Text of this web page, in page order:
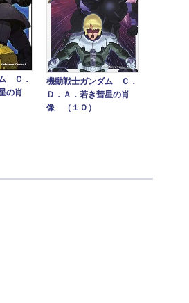
Ｃ．
の肖
機動戦士ガンダム Ｃ．
Ｄ．Ａ．若き彗星の肖
像 （１０）